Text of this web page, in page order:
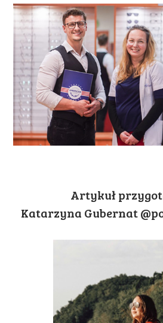
Artykuł
Katarzyna Gubernat